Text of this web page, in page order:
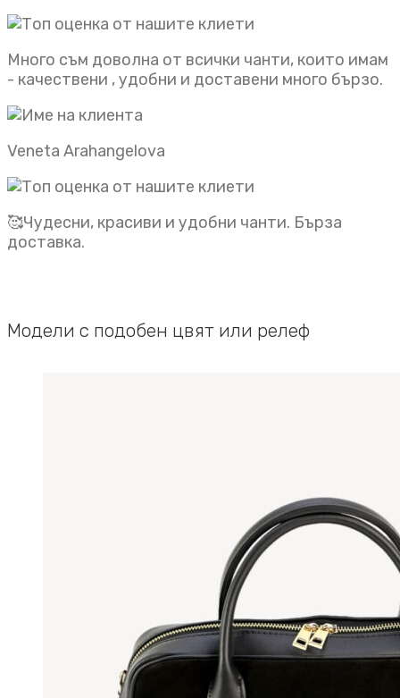
Много съм доволна от всички чанти, които имам
- качествени , удобни и доставени много бързо.
Veneta Arahangelova
🥰Чудесни, красиви и удобни чанти. Бърза
доставка.
Модели с подобен цвят или релеф